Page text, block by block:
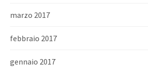
marzo 2017
febbraio 2017
gennaio 2017